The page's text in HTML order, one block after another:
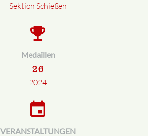
Sektion Schießen
emoji_events
Medaillen
26
2024
event
VERANSTALTUNGEN